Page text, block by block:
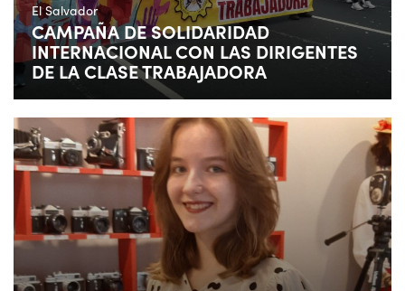
El Salvador
CAMPAÑA DE SOLIDARIDAD
INTERNACIONAL CON LAS DIRIGENTES
DE LA CLASE TRABAJADORA